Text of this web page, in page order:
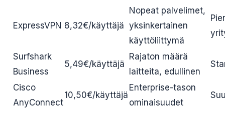
ExpressVPN 8,32€/käyttäjä
Nopeat palvelimet,
yksinkertainen
käyttöliittymä
Surfshark
Business
5,49€/käyttäjä
Rajaton määrä
laitteita, edullinen
Cisco
AnyConnect
10,50€/käyttäjä
Enterprise-tason
ominaisuudet